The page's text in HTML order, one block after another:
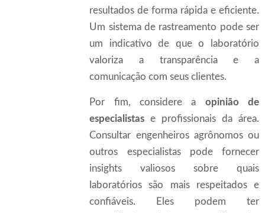
resultados de forma rápida e eficiente.
Um sistema de rastreamento pode ser
um indicativo de que o laboratório
valoriza a transparência e a
comunicação com seus clientes.
Por fim, considere a opinião de
especialistas e profissionais da área.
Consultar engenheiros agrônomos ou
outros especialistas pode fornecer
insights valiosos sobre quais
laboratórios são mais respeitados e
confiáveis. Eles podem ter